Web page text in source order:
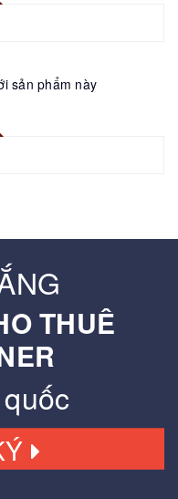
sản phẩm này
THUÊ